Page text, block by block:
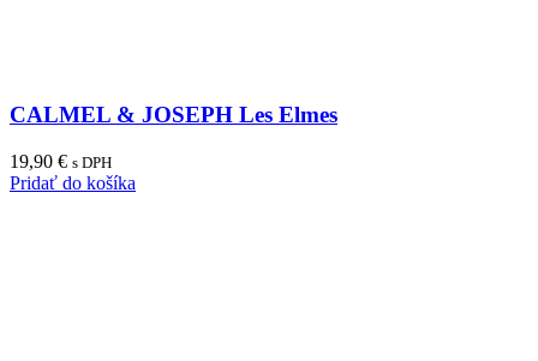
CALMEL & JOSEPH Les Elmes
19,90 € s DPH
Pridať do košíka